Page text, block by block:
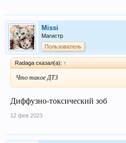
Missi
Магистр
Пользователь
Radaga сказал(а): ↑
Что такое ДТЗ
Диффузно-токсический зоб
12 фев 2023